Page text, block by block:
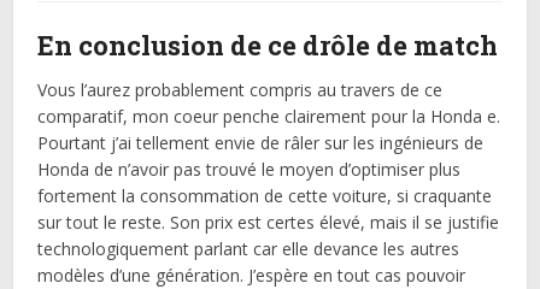
En conclusion de ce drôle de match
Vous l’aurez probablement compris au travers de ce
comparatif, mon coeur penche clairement pour la Honda e.
Pourtant j’ai tellement envie de râler sur les ingénieurs de
Honda de n’avoir pas trouvé le moyen d’optimiser plus
fortement la consommation de cette voiture, si craquante
sur tout le reste. Son prix est certes élevé, mais il se justifie
technologiquement parlant car elle devance les autres
modèles d’une génération. J’espère en tout cas pouvoir